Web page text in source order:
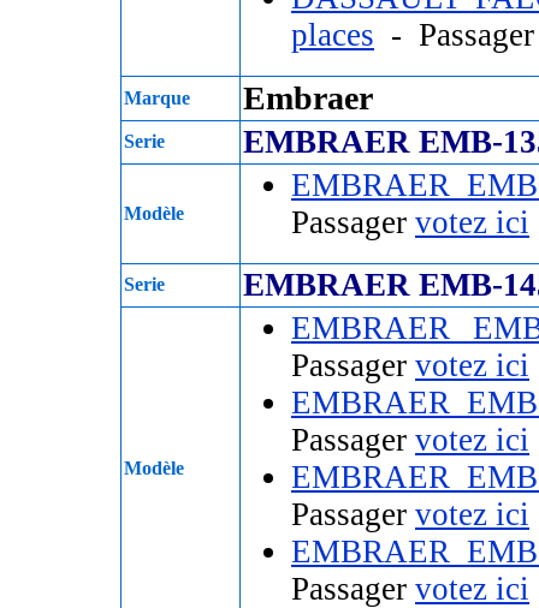
places -
Marque Embraer
Serie EMBRAER EMB-
Modèle
EMBRAER
Passager votez ici
Serie EMBRAER EMB-
Modèle
EMBRAER
Passager votez ici
EMBRAER
Passager votez ici
EMBRAER
Passager votez ici
EMBRAER
Passager votez ici